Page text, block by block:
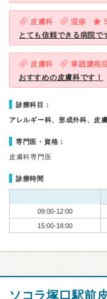
皮膚科 湿疹
とても信頼できる病院で
皮膚科 掌蹠膿疱
おすすめの皮膚科です！
診療科目：
アレルギー科、形成外科、皮
専門医・資格：
皮膚科専門医
診療時間
09:00-12:00
15:00-18:00
ソコラ塚口駅前